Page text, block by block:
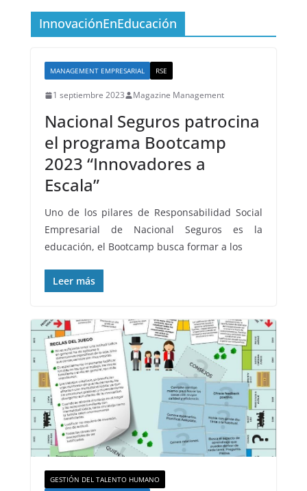
InnovaciónEnEducación
MANAGEMENT EMPRESARIAL RSE
1 septiembre 2023 Magazine Management
Nacional Seguros patrocina
el programa Bootcamp
2023 “Innovadores a
Escala”
Uno de los pilares de Responsabilidad Social
Empresarial de Nacional Seguros es la
educación, el Bootcamp busca formar a los
Leer más
GESTIÓN DEL TALENTO HUMANO